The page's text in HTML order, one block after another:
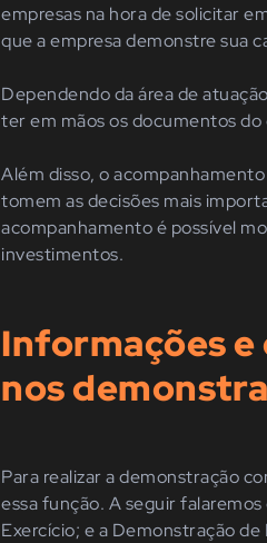
empresas na hora de solicitar
que a empresa demonstre sua
Dependendo da área de
ter em mãos os documentos
Além disso, o
tomem as decisões mais
acompanhamento é possível
investimentos.
Informações
nos
Para realizar a demonstração
essa função. A seguir
Exercício; e a Demonstração de